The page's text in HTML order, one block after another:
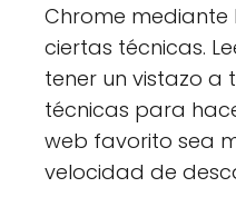
Chrome
ciertas técnicas.
tener un vistazo a
técnicas para
web favorito sea
velocidad de